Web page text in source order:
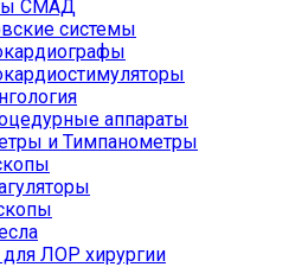
СМАД
системы
аппараты
и Тимпанометры
ЛОР хирургии